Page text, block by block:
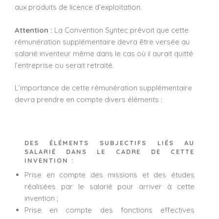
aux produits de licence d’exploitation.
Attention : La Convention Syntec prévoit que cette
rémunération supplémentaire devra être versée au
salarié inventeur même dans le cas où il aurait quitté
l’entreprise ou serait retraité.
L’importance de cette rémunération supplémentaire
devra prendre en compte divers éléments :
DES ÉLÉMENTS SUBJECTIFS LIÉS AU
SALARIÉ DANS LE CADRE DE CETTE
INVENTION :
Prise en compte des missions et des études
réalisées par le salarié pour arriver à cette
invention ;
Prise en compte des fonctions effectives